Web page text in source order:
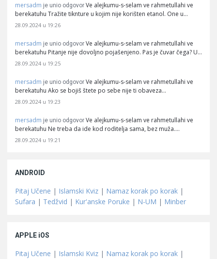
mersadm je unio odgovor Ve alejkumu-s-selam ve rahmetullahi ve
berekatuhu Tražite tiknture u kojim nije korišten etanol. One u…
28.09.2024 u 19:26
mersadm je unio odgovor Ve alejkumu-s-selam ve rahmetullahi ve
berekatuhu Pitanje nije dovoljno pojašenjeno. Pas je čuvar čega? U…
28.09.2024 u 19:25
mersadm je unio odgovor Ve alejkumu-s-selam ve rahmetullahi ve
berekatuhu Ako se bojiš štete po sebe nije ti obaveza…
28.09.2024 u 19:23
mersadm je unio odgovor Ve alejkumu-s-selam ve rahmetullahi ve
berekatuhu Ne treba da ide kod roditelja sama, bez muža.…
28.09.2024 u 19:21
ANDROID
Pitaj Učene | Islamski Kviz | Namaz korak po korak |
Sufara | Tedžvid | Kur'anske Poruke | N-UM | Minber
APPLE iOS
Pitaj Učene | Islamski Kviz | Namaz korak po korak |